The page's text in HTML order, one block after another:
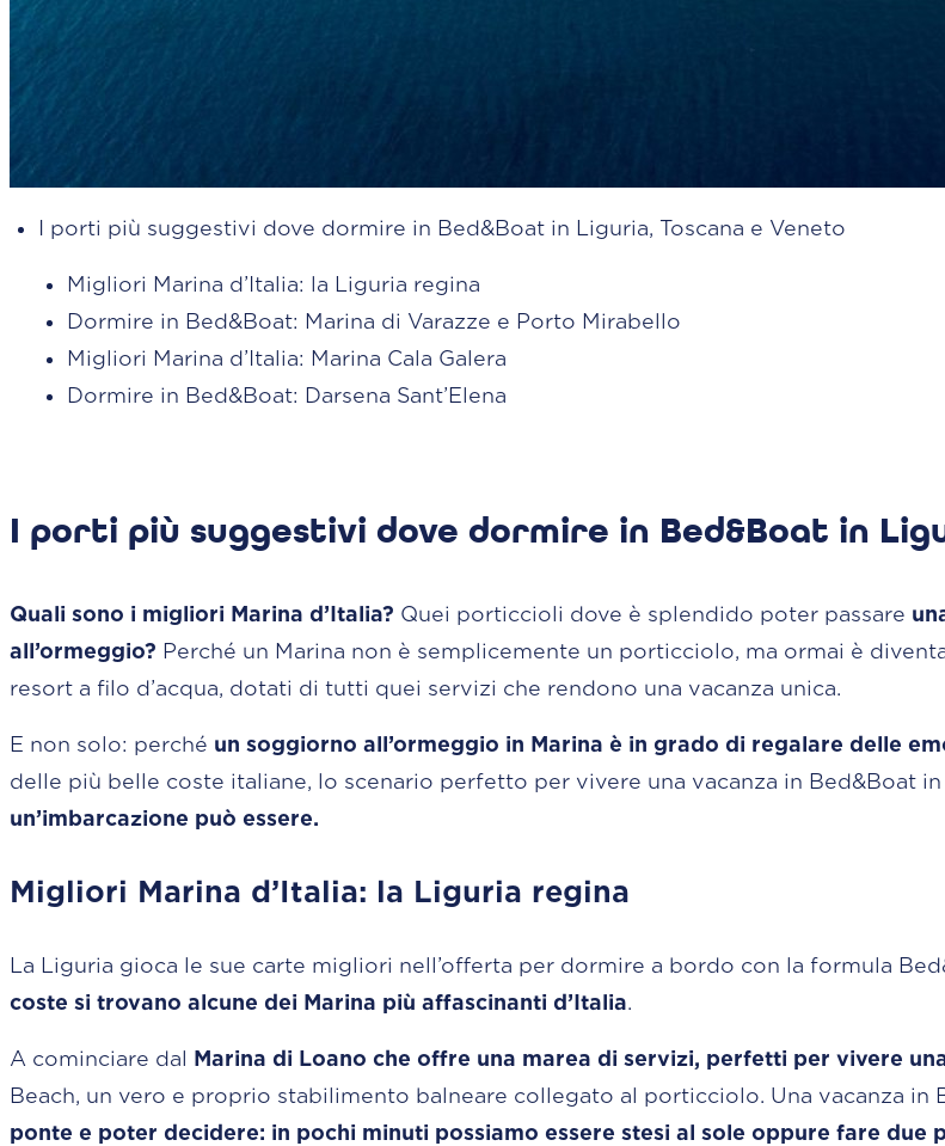
I porti più suggestivi dove dormire in Bed&Boat in Liguria, Toscana e Veneto
Migliori Marina d’Italia: la Liguria regina
Dormire in Bed&Boat: Marina di Varazze e Porto Mirabello
Migliori Marina d’Italia: Marina Cala Galera
Dormire in Bed&Boat: Darsena Sant’Elena
I porti più suggestivi dove dormire in Bed&Boat in
Quali sono i migliori Marina d’Italia? Quei porticcioli dove è splendido poter passare
all’ormeggio? Perché un Marina non è semplicemente un porticciolo, ma ormai è
resort a filo d’acqua, dotati di tutti quei servizi che rendono una vacanza unica.
E non solo: perché un soggiorno all’ormeggio in Marina è in grado di regalare delle
delle più belle coste italiane, lo scenario perfetto per vivere una vacanza in Bed&Boat in
un’imbarcazione può essere.
Migliori Marina d’Italia: la Liguria regina
La Liguria gioca le sue carte migliori nell’offerta per dormire a bordo con la formula
coste si trovano alcune dei Marina più affascinanti d’Italia.
A cominciare dal Marina di Loano che offre una marea di servizi, perfetti per vivere
Beach, un vero e proprio stabilimento balneare collegato al porticciolo. Una vacanza in
ponte e poter decidere: in pochi minuti possiamo essere stesi al sole oppure fare due